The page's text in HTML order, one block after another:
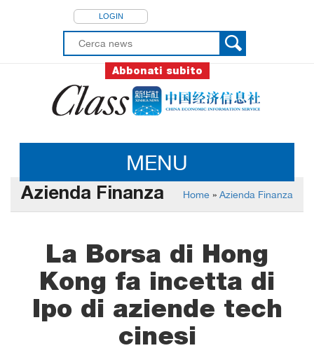
LOGIN
Abbonati subito
MENU
Azienda Finanza Home » Azienda Finanza
La Borsa di Hong
Kong fa incetta di
Ipo di aziende tech
cinesi